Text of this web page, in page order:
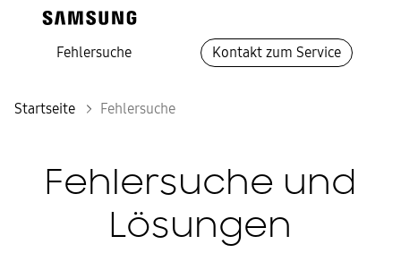
Fehlersuche Kontakt zum Service
Startseite Fehlersuche
Fehlersuche und
Lösungen